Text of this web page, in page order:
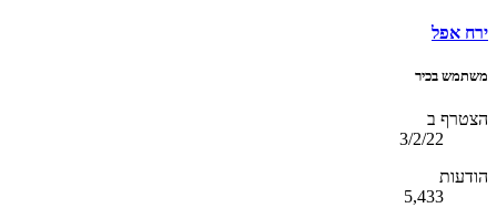
ירח אפל
משתמש בכיר
הצטרף ב
3/2/22
הודעות
5,433